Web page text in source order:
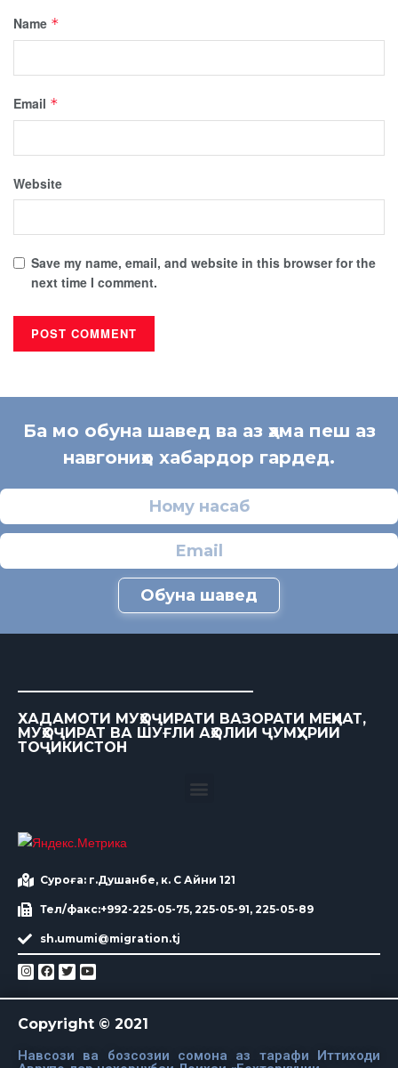
Name *
Email *
Website
Save my name, email, and website in this browser for the
next time I comment.
Ба мо обуна шавед ва аз ҳама пеш аз
навгониҳо хабардор гардед.
Обуна шавед
ХАДАМОТИ МУҲОҶИРАТИ ВАЗОРАТИ МЕҲНАТ,
МУҲОҶИРАТ ВА ШУҒЛИ АҲОЛИИ ҶУМҲУРИИ
ТОҶИКИСТОН
Суроға: г.Душанбе, к. С Айни 121
Тел/факс:+992-225-05-75, 225-05-91, 225-05-89
sh.umumi@migration.tj
Copyright © 2021
Навсози ва бозсозии сомона аз тарафи Иттиходи